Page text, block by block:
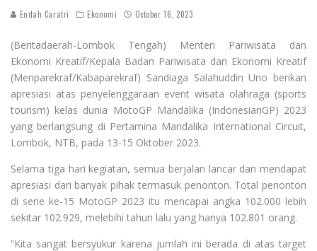
Endah Caratri Ekonomi October 16, 2023
(Beritadaerah-Lombok Tengah) Menteri Pariwisata dan
Ekonomi Kreatif/Kepala Badan Pariwisata dan Ekonomi Kreatif
(Menparekraf/Kabaparekraf) Sandiaga Salahuddin Uno berikan
apresiasi atas penyelenggaraan event wisata olahraga (sports
tourism) kelas dunia MotoGP Mandalika (IndonesianGP) 2023
yang berlangsung di Pertamina Mandalika International Circuit,
Lombok, NTB, pada 13-15 Oktober 2023.
Selama tiga hari kegiatan, semua berjalan lancar dan mendapat
apresiasi dari banyak pihak termasuk penonton. Total penonton
di serie ke-15 MotoGP 2023 itu mencapai angka 102.000 lebih
sekitar 102.929, melebihi tahun lalu yang hanya 102.801 orang.
“Kita sangat bersyukur karena jumlah ini berada di atas target